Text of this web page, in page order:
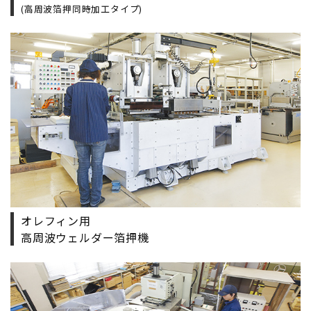
(高周波箔押同時加工タイプ)
オレフィン用
高周波ウェルダー箔押機